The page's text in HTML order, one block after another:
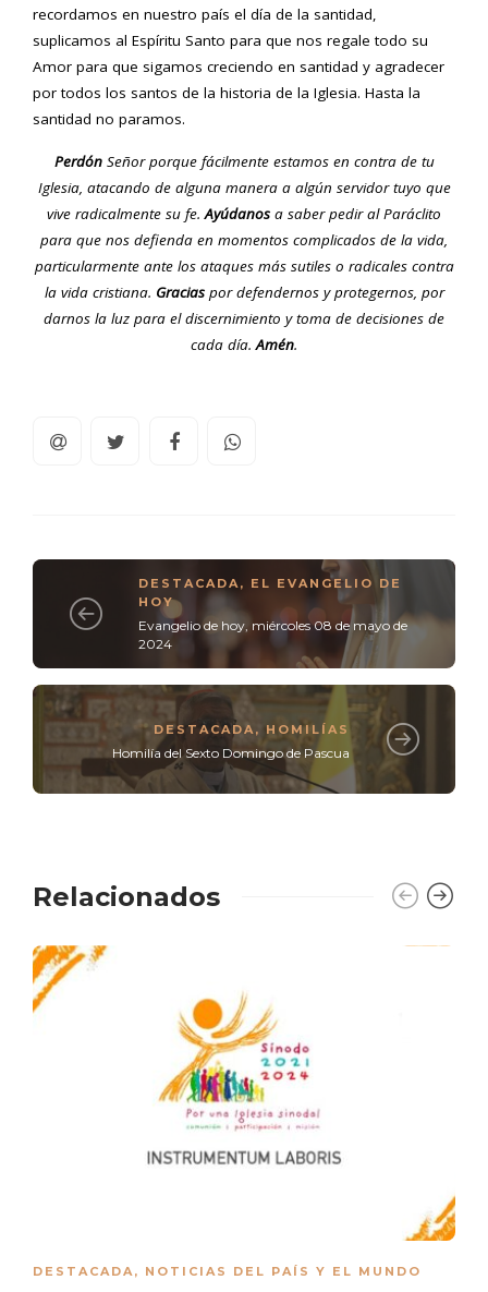
recordamos en nuestro país el día de la santidad,
suplicamos al Espíritu Santo para que nos regale todo su
Amor para que sigamos creciendo en santidad y agradecer
por todos los santos de la historia de la Iglesia. Hasta la
santidad no paramos.
PerdónSeñor porque fácilmente estamos en contra de tu
Iglesia, atacando de alguna manera a algún servidor tuyo que
vive radicalmente su fe.Ayúdanos a saber pedir al Paráclito
para que nos defienda en momentos complicados de la vida,
particularmente ante los ataques más sutiles o radicales contra
la vida cristiana. Graciaspor defendernos y protegernos, por
darnos la luz para el discernimiento y toma de decisiones de
cada día.Amén.
DESTACADA , EL EVANGELIO DE
HOY
Evangelio de hoy, miércoles 08 de mayo de
2024
DESTACADA , HOMILÍAS
Homilía del Sexto Domingo de Pascua
Relacionados
DESTACADA, NOTICIAS DEL PAÍS Y EL MUNDO